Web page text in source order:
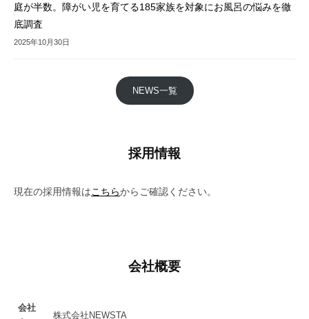
庭が半数。障がい児を育てる185家族を対象にお風呂の悩みを徹
底調査
2025年10月30日
NEWS一覧
採用情報
現在の採用情報はこちらからご確認ください。
会社概要
会社
株式会社NEWSTA